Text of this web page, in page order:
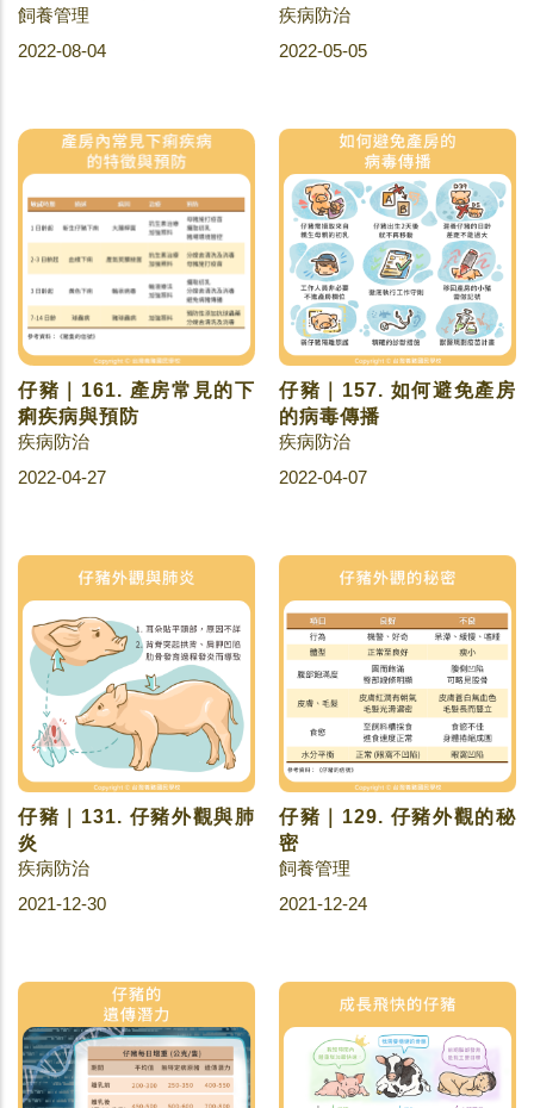
飼養管理
2022-08-04
疾病防治
2022-05-05
仔豬｜161. 產房常見的下
痢疾病與預防
疾病防治
2022-04-27
仔豬｜157. 如何避免產房
的病毒傳播
疾病防治
2022-04-07
仔豬｜131. 仔豬外觀與肺
炎
疾病防治
2021-12-30
仔豬｜129. 仔豬外觀的秘
密
飼養管理
2021-12-24